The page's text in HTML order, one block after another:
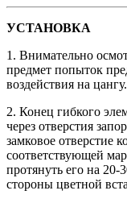
УСТАНОВКА
1. Внимательно
предмет попыток
воздействия на цангу.
2. Конец гибкого
через отверстия
замковое отверстие
соответствующей
протянуть его на 20-
стороны цветной